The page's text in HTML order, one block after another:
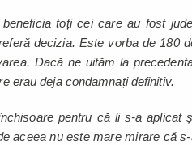
toți cei care au fost
decizia. Este vorba de 180
Dacă ne uităm la
erau deja condamnați definitiv.
pentru că li s-a aplicat
aceea nu este mare mirare că